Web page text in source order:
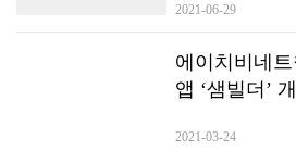
수 있도록 ‘종합 의견’을 표시합니다.
벌 배포가 곧
2021-06-29
에이치비네
앱 ‘샘빌더’
2021-03-24